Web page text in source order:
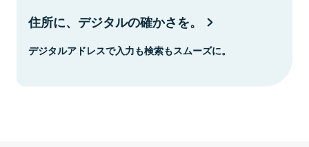
住所に、デジタルの確かさを。
デジタルアドレスで入力も検索もスムーズに。